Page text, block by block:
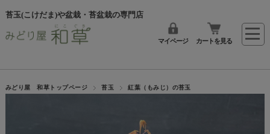
苔玉(こけだま)や盆栽・苔盆栽の専門店
マイページ カートを見る
みどり屋 和草トップページ 苔玉 紅葉（もみじ）の苔玉